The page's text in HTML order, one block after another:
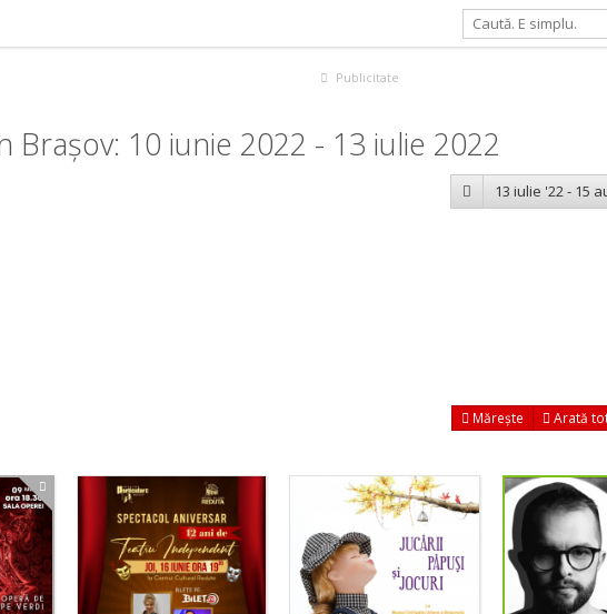
Publicitate
10 iunie 2022 - 13 iulie 2022
13 iulie '22 - 15
Mărește Arată